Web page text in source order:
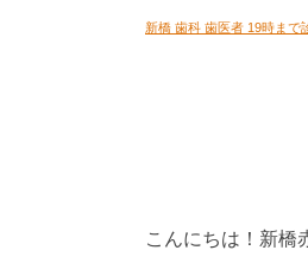
新橋 歯科 歯医者 19時まで
こんにちは！新橋